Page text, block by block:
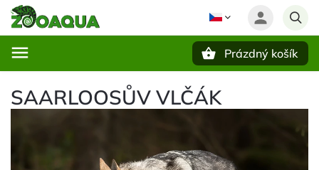
Prázdný košík
SAARLOOSŮV VLČÁK